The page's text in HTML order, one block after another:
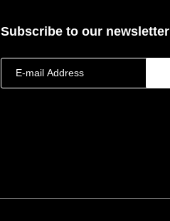
Subscribe to our newsletter